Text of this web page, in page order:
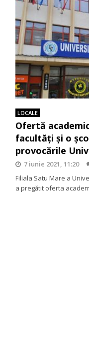
LOCALE
Ofertă
facultăți și o
provocările
7 iunie 2021, 11:20
Filiala Satu Mare a
a pregătit oferta